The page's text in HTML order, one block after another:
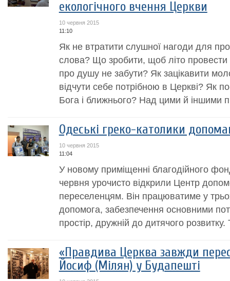
екологічного вчення Церкви
10 червня 2015
11:10
Як не втратити слушної нагоди для
слова? Що зробити, щоб літо провести
про душу не забути? Як зацікавити
відчути себе потрібною в Церкві? Як
Бога і ближнього? Над цими й іншими
Одеські греко-католики
10 червня 2015
11:04
У новому приміщенні благодійного
червня урочисто відкрили Центр
переселенцям. Він працюватиме у
допомога, забезпечення основними
простір, дружній до дитячого розвитку.
«Правдива Церква завжди
Йосиф (Мілян) у Будапешті